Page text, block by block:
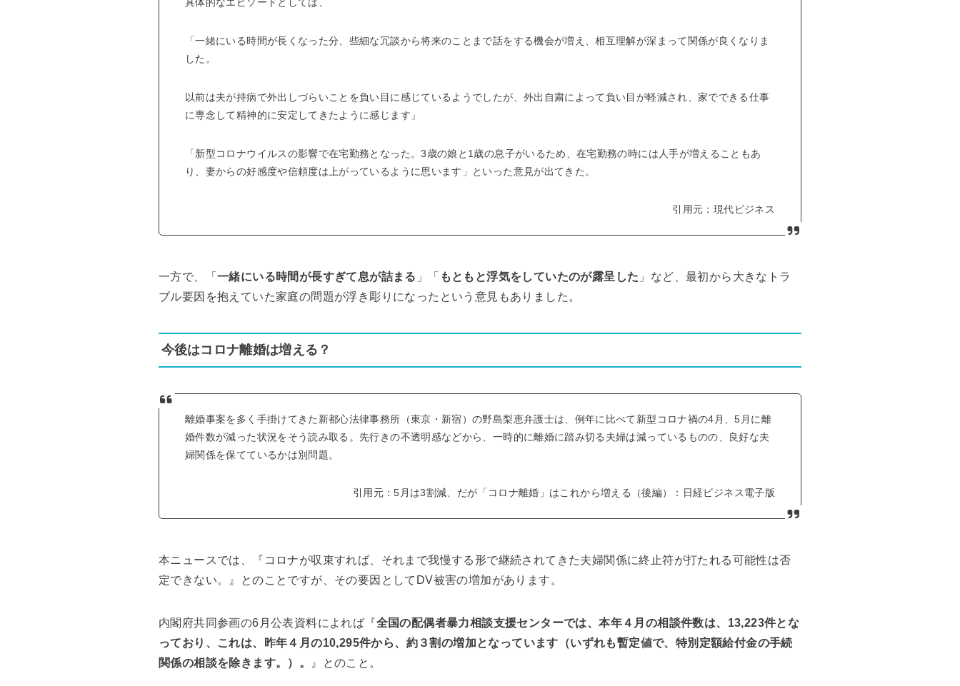
「一緒にいる時間が長くなった分、些細な冗談から将来のことまで話をする機会が増え、相互理解が深まって関係が良くなりま
した。
以前は夫が持病で外出しづらいことを負い目に感じているようでしたが、外出自粛によって負い目が軽減され、家でできる仕事
に専念して精神的に安定してきたように感じます」
「新型コロナウイルスの影響で在宅勤務となった。3歳の娘と1歳の息子がいるため、在宅勤務の時には人手が増えることもあ
り、妻からの好感度や信頼度は上がっているように思います」といった意見が出てきた。
引用元：現代ビジネス
一方で、「 一緒にいる時間が長すぎて息が詰まる 」「 もともと浮気をしていたのが露呈した 」など、最初から大きなトラ
ブル要因を抱えていた家庭の問題が浮き彫りになったという意見もありました。
今後はコロナ離婚は増える？
離婚事案を多く手掛けてきた新都心法律事務所（東京・新宿）の野島梨恵弁護士は、例年に比べて新型コロナ禍の4月、5月に離
婚件数が減った状況をそう読み取る。先行きの不透明感などから、一時的に離婚に踏み切る夫婦は減っているものの、良好な夫
婦関係を保てているかは別問題。
引用元：5月は3割減、だが「コロナ離婚」はこれから増える（後編）：日経ビジネス電子版
本ニュースでは、『コロナが収束すれば、それまで我慢する形で継続されてきた夫婦関係に終止符が打たれる可能性は否
定できない。』とのことですが、その要因としてDV被害の増加があります。
内閣府共同参画の6月公表資料によれば『全国の配偶者暴力相談支援センターでは、本年４月の相談件数は、13,223件とな
っており、これは、昨年４月の10,295件から、約３割の増加となっています（いずれも暫定値で、特別定額給付金の手続
関係の相談を除きます。）。
』とのこと。